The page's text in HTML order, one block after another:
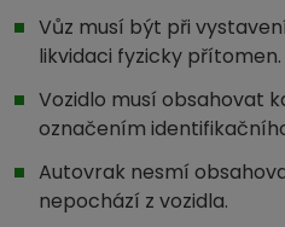
Vůz musí být při
likvidaci fyzicky přítomen.
Vozidlo musí obsahovat
označením
Autovrak nesmí
nepochází z vozidla.